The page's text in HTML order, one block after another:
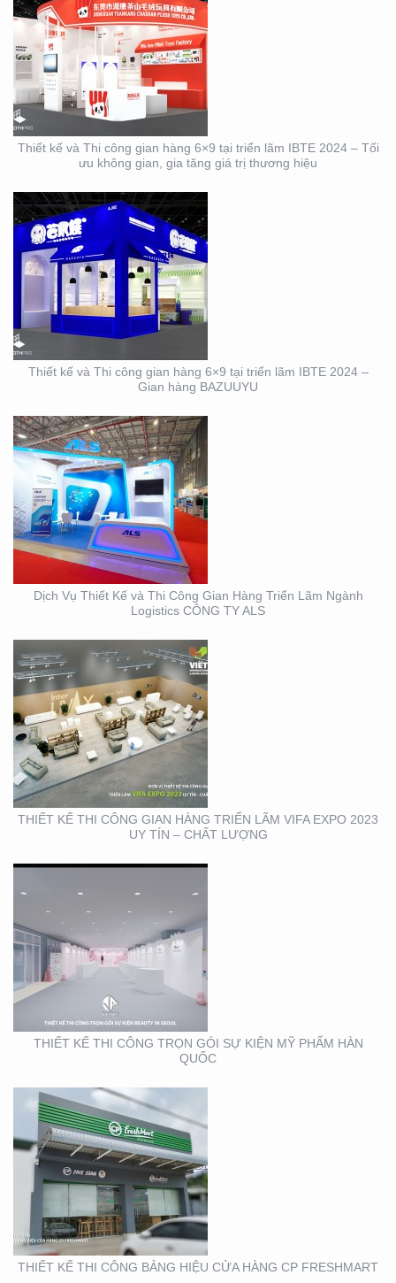
Thiết kế và Thi công gian hàng 6×9 tại triển lãm IBTE 2024 – Tối
ưu không gian, gia tăng giá trị thương hiệu
THIẾT KẾ VÀ THI CÔNG
GIAN HÀNG 6×9 TẠI
TRIỂN LÃM IBTE 2024 –
GIAN HÀNG BAZUUYU
Thiết kế và Thi công gian hàng 6×9 tại triển lãm IBTE 2024 –
Gian hàng BAZUUYU
DỊCH VỤ THIẾT KẾ VÀ
THI CÔNG GIAN HÀNG
TRIỂN LÃM NGÀNH
LOGISTICS CÔNG TY
ALS
Dịch Vụ Thiết Kế và Thi Công Gian Hàng Triển Lãm Ngành
Logistics CÔNG TY ALS
THIẾT KẾ THI CÔNG
GIAN HÀNG TRIỂN LÃM
VIFA EXPO 2023 UY TÍN
– CHẤT LƯỢNG
THIẾT KẾ THI CÔNG GIAN HÀNG TRIỂN LÃM VIFA EXPO 2023
UY TÍN – CHẤT LƯỢNG
THIẾT KẾ THI CÔNG
TRỌN GÓI SỰ KIỆN MỸ
PHẨM HÀN QUỐC
THIẾT KẾ THI CÔNG TRỌN GÓI SỰ KIỆN MỸ PHẨM HÀN
QUỐC
THIẾT KẾ THI CÔNG
BẢNG HIỆU CỬA HÀNG
CP FRESHMART
THIẾT KẾ THI CÔNG BẢNG HIỆU CỬA HÀNG CP FRESHMART
THIẾT KẾ THI CÔNG
BẢNG HIỆU CHUỖI CỬA
HÀNG CP FRSHSHOP